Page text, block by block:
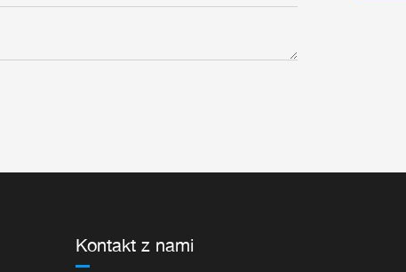
Kontakt z nami